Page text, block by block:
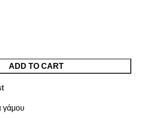
ADD TO CART
γάμου